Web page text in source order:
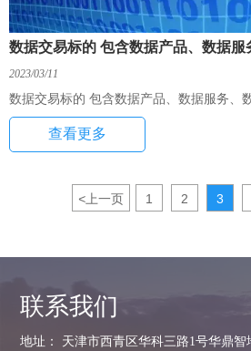
数据交易标的 包含数据产品、数据服
2023/03/11
数据交易标的 包含数据产品、数据服务、
查看更多
< 上一页 1 2 3
联系我们
地址： 天津市西青区华科三路1号华鼎智